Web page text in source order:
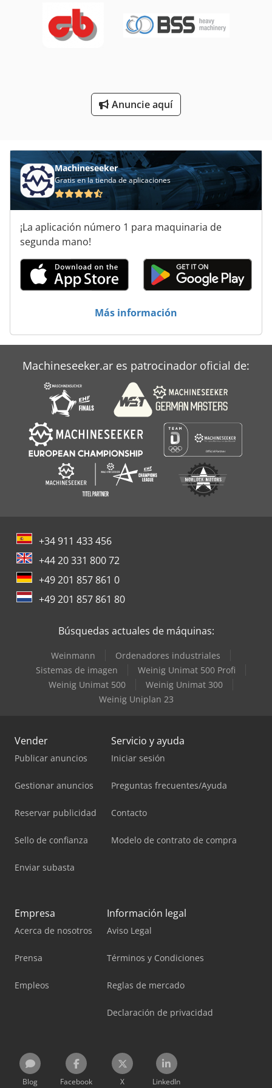
Unidad Del Eje De
Unidades De Almacenamiento
Unión Giratoria HidráulicaAnuncie aquí
Machineseeker
Gratis en la tienda de aplicaciones
¡La aplicación número 1 para maquinaria de
segunda mano!
Más información
Machineseeker.ar es patrocinador oficial de:
+34 911 433 456
+44 20 331 800 72
+49 201 857 861 0
+49 201 857 861 80
Búsquedas actuales de máquinas:
Weinmann
Ordenadores industriales
Sistemas de imagen
Weinig Unimat 500 Profi
Weinig Unimat 500
Weinig Unimat 300
Weinig Uniplan 23
Vender
Publicar anuncios
Gestionar anuncios
Reservar publicidad
Sello de confianza
Enviar subasta
Servicio y ayuda
Iniciar sesión
Preguntas frecuentes/Ayuda
Contacto
Modelo de contrato de compra
Empresa
Acerca de nosotros
Prensa
Empleos
Información legal
Aviso Legal
Términos y Condiciones
Reglas de mercado
Declaración de privacidad
Blog Facebook X LinkedIn